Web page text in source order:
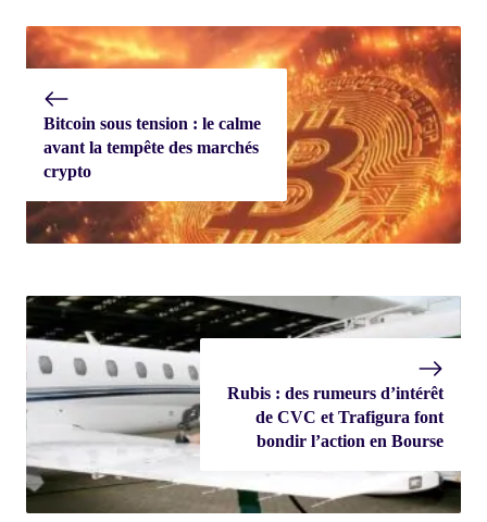
Bitcoin sous tension : le calme
avant la tempête des marchés
crypto
Rubis : des rumeurs d’intérêt
de CVC et Trafigura font
bondir l’action en Bourse